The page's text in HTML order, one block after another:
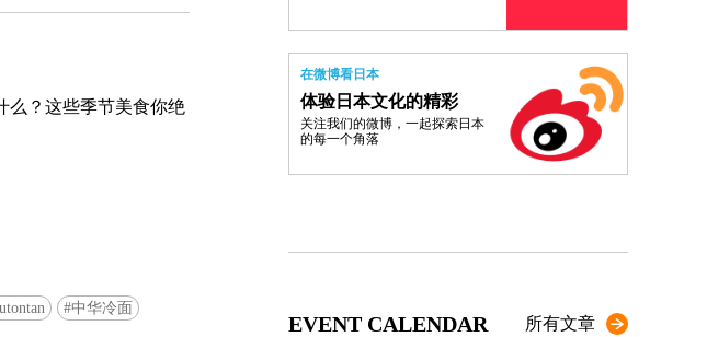
么？这些季节美食你绝
中华冷面
在微博看日本
体验日本文化的精彩
关注我们的微博，一起探索日本
的每一个角落
EVENT CALENDAR 所有文章